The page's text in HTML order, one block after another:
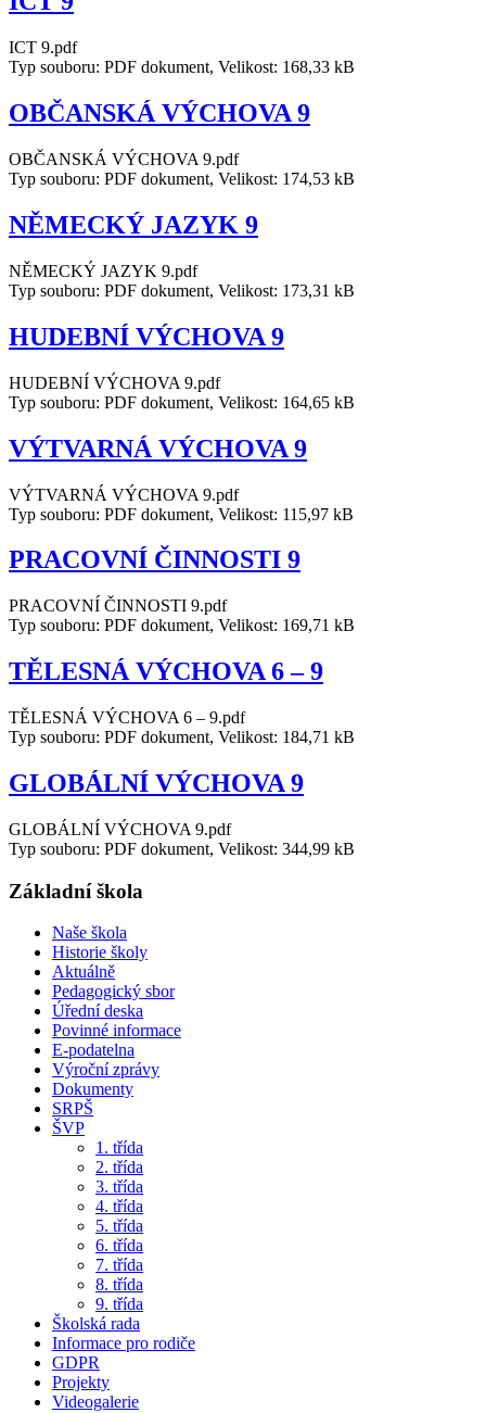
ICT 9.pdf
Typ souboru: PDF dokument, Velikost: 168,33 kB
OBČANSKÁ VÝCHOVA 9
OBČANSKÁ VÝCHOVA 9.pdf
Typ souboru: PDF dokument, Velikost: 174,53 kB
NĚMECKÝ JAZYK 9
NĚMECKÝ JAZYK 9.pdf
Typ souboru: PDF dokument, Velikost: 173,31 kB
HUDEBNÍ VÝCHOVA 9
HUDEBNÍ VÝCHOVA 9.pdf
Typ souboru: PDF dokument, Velikost: 164,65 kB
VÝTVARNÁ VÝCHOVA 9
VÝTVARNÁ VÝCHOVA 9.pdf
Typ souboru: PDF dokument, Velikost: 115,97 kB
PRACOVNÍ ČINNOSTI 9
PRACOVNÍ ČINNOSTI 9.pdf
Typ souboru: PDF dokument, Velikost: 169,71 kB
TĚLESNÁ VÝCHOVA 6 – 9
TĚLESNÁ VÝCHOVA 6 – 9.pdf
Typ souboru: PDF dokument, Velikost: 184,71 kB
GLOBÁLNÍ VÝCHOVA 9
GLOBÁLNÍ VÝCHOVA 9.pdf
Typ souboru: PDF dokument, Velikost: 344,99 kB
Základní škola
Naše škola
Historie školy
Aktuálně
Pedagogický sbor
Úřední deska
Povinné informace
E-podatelna
Výroční zprávy
Dokumenty
SRPŠ
ŠVP
1. třída
2. třída
3. třída
4. třída
5. třída
6. třída
7. třída
8. třída
9. třída
Školská rada
Informace pro rodiče
GDPR
Projekty
Videogalerie